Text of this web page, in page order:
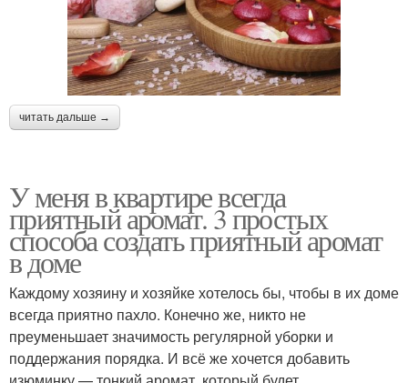
читать дальше →
У меня в квартире всегда
приятный аромат. 3 простых
способа создать приятный аромат
в доме
Каждому хозяину и хозяйке хотелось бы, чтобы в их доме
всегда приятно пахло. Конечно же, никто не
преуменьшает значимость регулярной уборки и
поддержания порядка. И всё же хочется добавить